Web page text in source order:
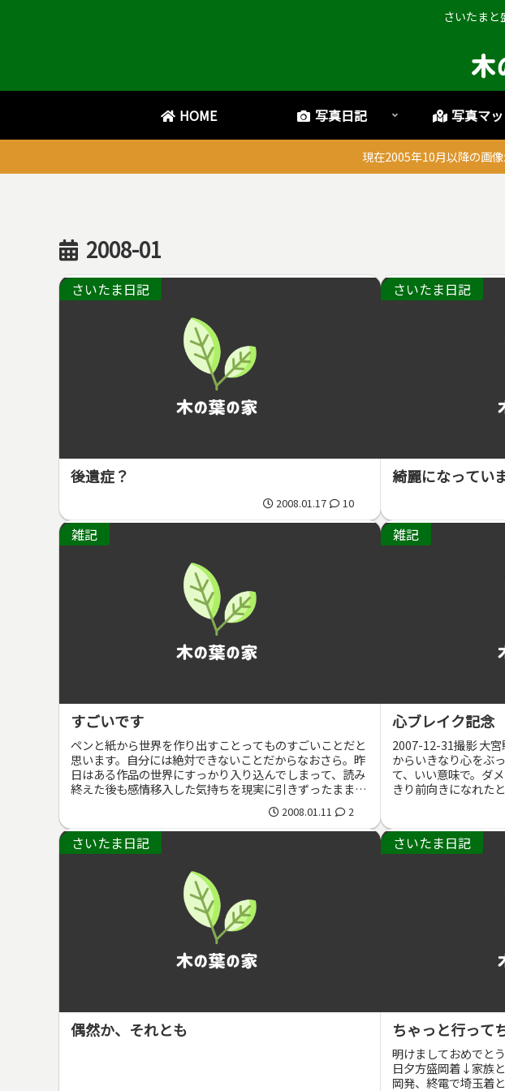
さいたま
HOME 写真日記 写真マ
現在2005年10月以降の画
2008-01
さいたま日記
後遺症？
2008.01.17 10
さいたま日記
綺麗になってい
雑記
すごいです
ペンと紙から世界を作り出すことってものすごいことだと
思います。自分には絶対できないことだからなおさら。昨
日はある作品の世界にすっかり入り込んでしまって、読み
終えた後も感情移入した気持ちを現実に引きずったまま、
2008.01.11 2
雑記
心ブレイク記念
2007-12-31撮影 大
からいきなり心をぶ
て、いい意味で。ダ
きり前向きになれた
さいたま日記
偶然か、それとも
さいたま日記
ちゃっと行って
明けましておめでと
日夕方盛岡着↓家族
岡発、終電で埼玉着